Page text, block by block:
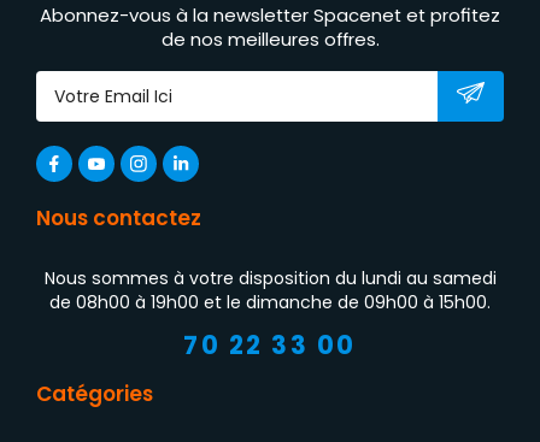
Abonnez-vous à la newsletter Spacenet et profitez
de nos meilleures offres.
Nous contactez
Nous sommes à votre disposition du lundi au samedi
de 08h00 à 19h00 et le dimanche de 09h00 à 15h00.
70 22 33 00
Catégories